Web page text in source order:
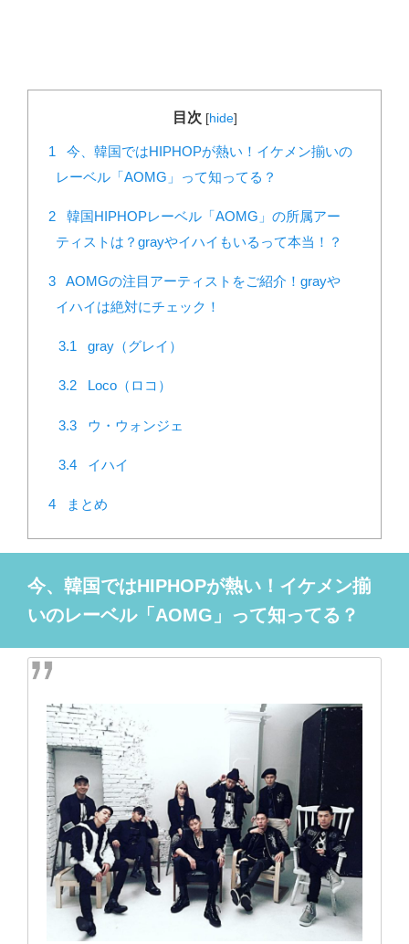
目次 [hide]
1
今、韓国ではHIPHOPが熱い！イケメン揃いの
レーベル「AOMG」って知ってる？
2
韓国HIPHOPレーベル「AOMG」の所属アー
ティストは？grayやイハイもいるって本当！？
3
AOMGの注目アーティストをご紹介！grayや
イハイは絶対にチェック！
3.1 gray（グレイ）
3.2 Loco（ロコ）
3.3 ウ・ウォンジェ
3.4 イハイ
4 まとめ
今、韓国ではHIPHOPが熱い！イケメン揃
いのレーベル「AOMG」って知ってる？